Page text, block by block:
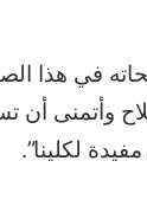
في هذا
وأتمنى أن
مفيدة لكلينا”.